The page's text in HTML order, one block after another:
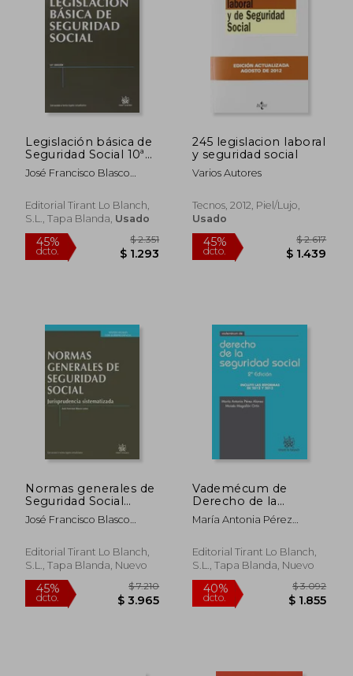
Legislación básica de
Seguridad Social 10ª
Ed. 2013 (Textos
Legales)
José Francisco Blasco
Editorial Tirant Lo Blanch,
S.L., Tapa Blanda, Usado
dcto.
245 legislacion laboral
y seguridad social
Varios Autores
Tecnos, 2012, Piel/lujo,
Usado
45%
dcto.
Normas generales de
Seguridad Social
Jurisprudencia
Sistematizada 1ª Ed.
José Francisco Blasco
Editorial Tirant Lo Blanch,
S.L., Tapa Blanda, Nuevo
Vademécum de
Derecho de la
Seguridad Social 2ª
Ed. 2013
María Antonia Pérez
Editorial Tirant Lo Blanch,
S.L., Tapa Blanda, Nuevo